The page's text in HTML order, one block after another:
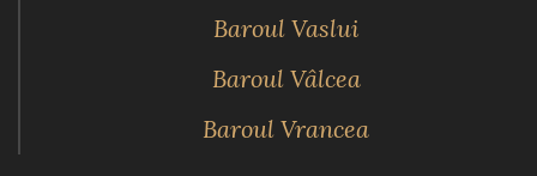
Baroul Vaslui
Baroul Vâlcea
Baroul Vrancea